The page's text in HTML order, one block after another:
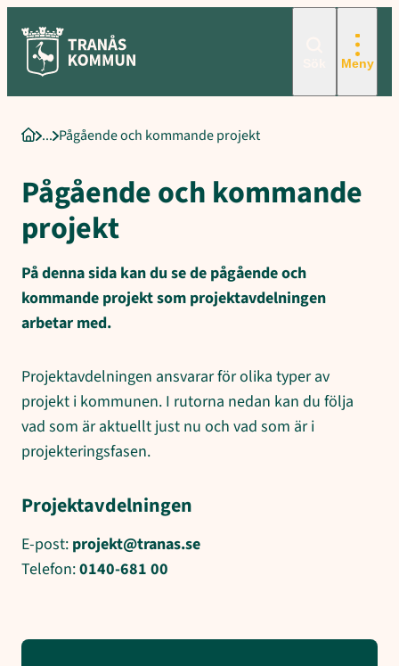
innehåll
Meny
StartsidaPågående och kommande projekt
Pågående och kommande
projekt
På denna sida kan du se de pågående och
kommande projekt som projektavdelningen
arbetar med.
Projektavdelningen ansvarar för olika typer av
projekt i kommunen. I rutorna nedan kan du följa
vad som är aktuellt just nu och vad som är i
projekteringsfasen.
Projektavdelningen
E-post: projekt@tranas.se
Telefon:0140-681 00